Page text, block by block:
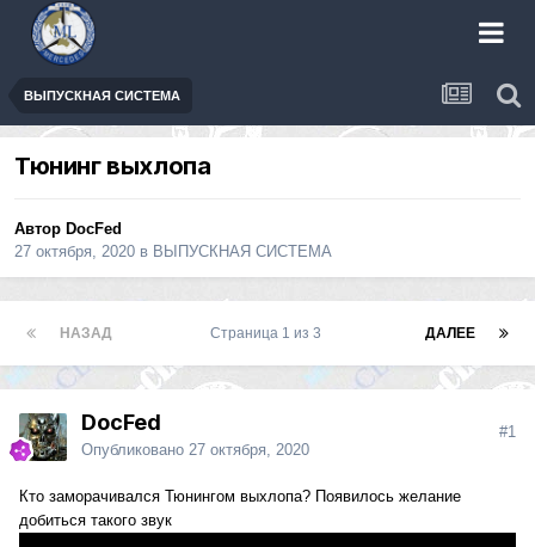
ВЫПУСКНАЯ СИСТЕМА
Тюнинг выхлопа
Автор DocFed
27 октября, 2020 в ВЫПУСКНАЯ СИСТЕМА
НАЗАД ДАЛЕЕ
Страница 1 из 3
DocFed
Опубликовано 27 октября, 2020
#1
Кто заморачивался Тюнингом выхлопа? Появилось желание
добиться такого звук